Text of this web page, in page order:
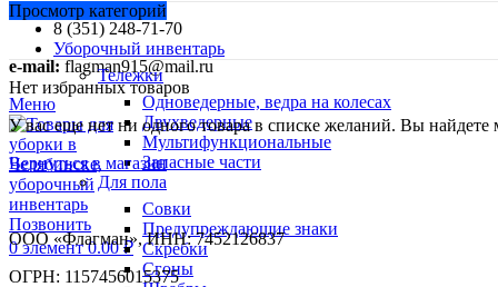
8 (351) 248-71-70
e-mail: flagman915@mail.ru
Меню
Позвонить
0элемент 0.00₽
Просмотр категорий
Уборочный инвентарь
Тележки
Одноведерные, ведра на колесах
Двухведерные
Мультифункциональные
Запасные части
Для пола
Совки
Предупреждающие знаки
Скребки
Сгоны
Нет избранных товаров
У вас еще нет ни одного товара в списке желаний. Вы
Вернуться в магазин
ООО «Флагман», ИНН: 7452126837
ОГРН: 1157456015375